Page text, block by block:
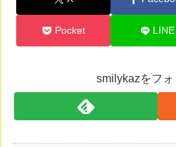
Pocket LINE
smilykazをフォ